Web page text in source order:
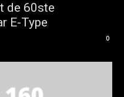
de 60ste
E-Type
0